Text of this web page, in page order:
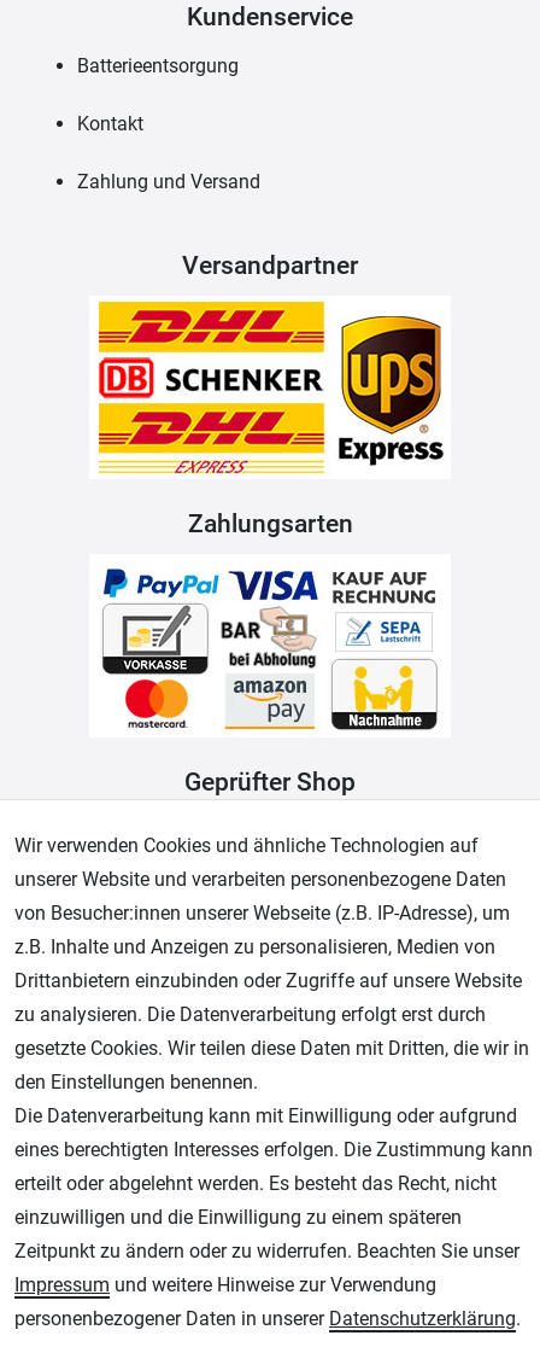
Kundenservice
Batterieentsorgung
Kontakt
Zahlung und Versand
Versandpartner
Zahlungsarten
Geprüfter Shop
AGB Widerrufsrecht Datenschutz Impressum
Unsere weiteren Shops:
Schmincke-City.de
Schmincke Künstlerfarben das Gesamtsortiment
Plotter-City.com
Schneideplotter, Transferpressen, Siebdruck und Plotterfolien
Modellbau-City.com
Military + Tabletop Plastikmodelle und Modellbau Farben - Bringen Sie Farbe ins
Wir verwenden Cookies und ähnliche Technologien auf
unserer Website und verarbeiten personenbezogene Daten
von Besucher:innen unserer Webseite (z.B. IP-Adresse), um
z.B. Inhalte und Anzeigen zu personalisieren, Medien von
Drittanbietern einzubinden oder Zugriffe auf unsere Website
zu analysieren. Die Datenverarbeitung erfolgt erst durch
gesetzte Cookies. Wir teilen diese Daten mit Dritten, die wir in
den Einstellungen benennen.
Die Datenverarbeitung kann mit Einwilligung oder aufgrund
eines berechtigten Interesses erfolgen. Die Zustimmung kann
erteilt oder abgelehnt werden. Es besteht das Recht, nicht
einzuwilligen und die Einwilligung zu einem späteren
Zeitpunkt zu ändern oder zu widerrufen. Beachten Sie unser
Impressum und weitere Hinweise zur Verwendung
personenbezogener Daten in unserer Daten­schutz­erklärung.